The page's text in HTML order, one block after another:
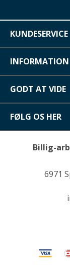
KUNDESERVICE
INFORMATION
GODT AT VIDE
FØLG OS HER
Billig-
6971